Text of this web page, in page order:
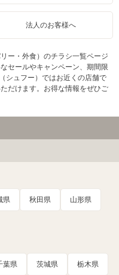
法人のお客様へ
ー・外食）のチラシ一覧ページ
セールやキャンペーン、期間限
シュフー）ではお近くの店舗で
だけます。お得な情報をぜひご
県 秋田県 山形県
葉県 茨城県 栃木県